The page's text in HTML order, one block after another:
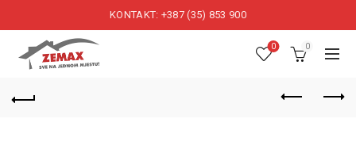
KONTAKT: +387 (35) 853 900
0 0